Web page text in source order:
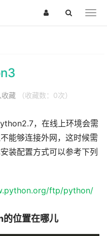
藏 （收藏数： 0次）
，在线上环境会需
能够连接外网，这时候需
装配置方式可以参考下列
ftp/python/
位置在哪儿